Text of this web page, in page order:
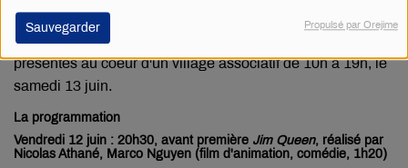
Sauvegarder Propulsé par Orejime
associations, le Refuge, Nous Toutes 79, Le Planning
Familial, Thou'arc-en-ciel, Amnesty Internationale, seront
présentes au coeur d'un village associatif de 10h à 19h, le
samedi 13 juin.
La programmation
Vendredi 12 juin : 20h30, avant première Jim Queen, réalisé par
Nicolas Athané, Marco Nguyen (film d'animation, comédie, 1h20)